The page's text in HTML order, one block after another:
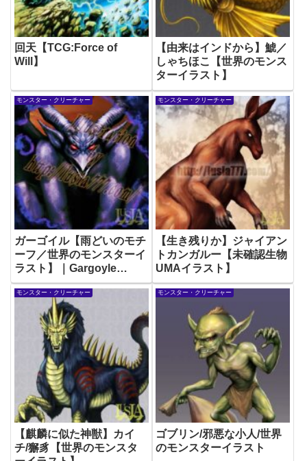
回天【TCG:Force of
Will】
【由来はインドから】鯱／
しゃちほこ【世界のモンス
ターイラスト】
モンスター・クリーチャー
ガーゴイル【雨どいのモチ
ーフ／世界のモンスターイ
ラスト】｜Gargoyle
Monster illustration
モンスター・クリーチャー
【生き残りか】ジャイアン
トカンガルー【未確認生物
UMAイラスト】
モンスター・クリーチャー
【麒麟に似た神獣】カイ
チ/獬豸【世界のモンスタ
モンスター・クリーチャー
ゴブリン/邪悪な小人/世界
のモンスターイラスト